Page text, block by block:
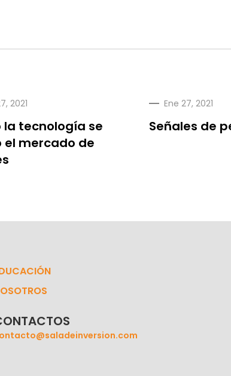
2021
la tecnología se
el mercado de
Ene 27, 2021
Señales de